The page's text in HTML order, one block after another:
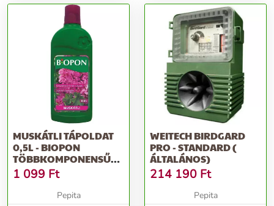
MUSKÁTLI TÁPOLDAT
0,5L - BIOPON
TÖBBKOMPONENSŰ
ÁSVÁNYI MŰTRÁGYA
S...
1 099 Ft
Pepita
WEITECH BIRDGARD
PRO - STANDARD (
ÁLTALÁNOS)
214 190 Ft
Pepita